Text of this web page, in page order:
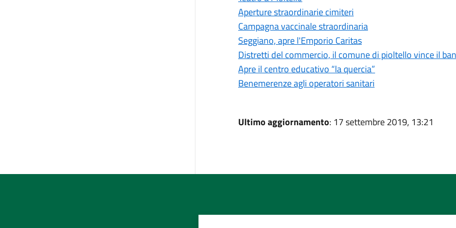
Aperture straordinarie cimiteri
Campagna vaccinale straordinaria
Seggiano, apre l'Emporio Caritas
Distretti del commercio, il comune di pioltello vince il
Apre il centro educativo “la quercia”
Benemerenze agli operatori sanitari
Ultimo aggiornamento: 17 settembre 2019, 13:21